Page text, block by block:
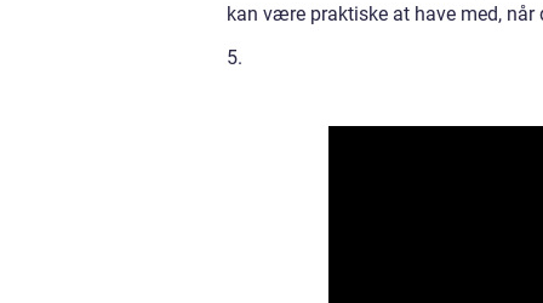
kan være praktiske at have med,
5.